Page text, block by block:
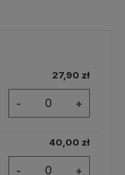
27,90 zł
- +
40,00 zł
- +